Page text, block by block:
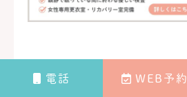
電話 WEB予約